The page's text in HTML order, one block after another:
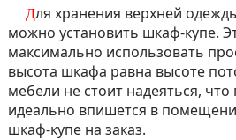
Для хранения верхней одежды и аксессуаров также
можно установить шкаф-купе.
максимально использовать
высота шкафа равна высоте
мебели не стоит надеяться, что
идеально впишется в
шкаф-купе на заказ.